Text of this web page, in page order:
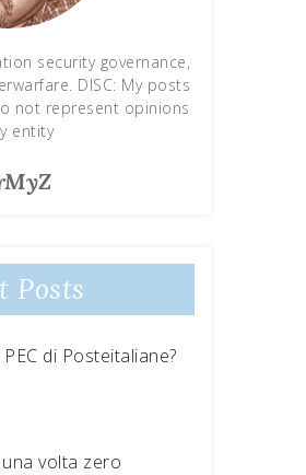
security governance,
DISC: My posts
not represent opinions
entity
Posts
di Posteitaliane?
volta zero